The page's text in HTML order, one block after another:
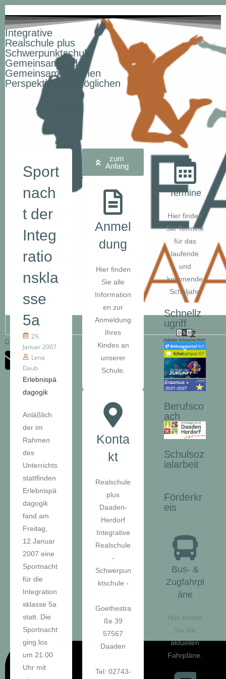
Integrative
Realschule plus
Schwerpunktschule
Gemeinsam bilden
Gemeinsam erziehen
Perspektiven ermöglichen
zum
Anfang
Anmel
dung
Hier finden
Sie alle
Information
en zur
Anmeldung
Ihres
Kindes an
unserer
Schule.
Konta
kt
Realschule
plus
Daaden-
Herdorf
Integrative
Realschule
-
Schwerpun
ktschule -
Goethestra
ße 39
57567
Daaden
Tel: 02743-
Sport
nach
t der
Integ
ratio
nskla
sse
5a
29.
Januar 2007
Lena
Daub
Erlebnispä
dagogik
Anläßlich
der im
Rahmen
des
Unterrichts
stattfinden
Erlebnispä
dagogik
fand am
Freitag,
12.Januar
2007 eine
Sportnacht
für die
Integration
sklasse 5a
statt. Die
Sportnacht
ging los
um 21.00
Uhr mit
Termine
Hier finden
Sie Termine
für das
laufende
und
kommende
Schuljahr.
Schnellz
ugriff
Berufsco
ach
Schulsoz
ialarbeit
Förderkr
eis
Bus- &
Zugfahrpl
äne
Hier finden
Sie die
aktuellen
Fahrpläne.